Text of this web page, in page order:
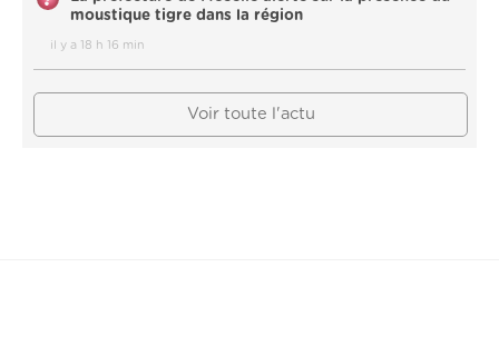
moustique tigre dans la région
il y a 18 h 16 min
Voir toute l'actu